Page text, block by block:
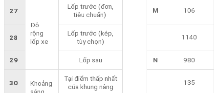
27
Độ
rộng
lốp xe
Lốp trước (đơn,
tiêu chuẩn)
M 106
28
Lốp trước (kép,
tùy chọn)
1140
29 Lốp sau N 980
30
Khoảng
sáng
Tại điểm thấp nhất
của khung nâng
135